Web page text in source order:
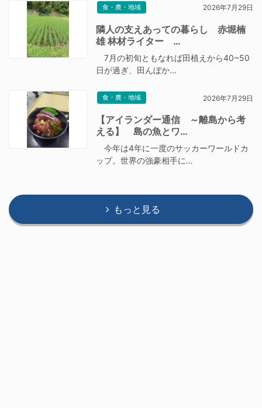
食・農・地域 2026年7月29日
隣人の支えあっての暮らし 赤堀楠
雄 林材ライター …
7月の初旬ともなれば田植えから40~50
日が過ぎ、田んぼか…
食・農・地域 2026年7月29日
【アイランダー通信 ～離島から考
える】 島の魚とワ…
今年は4年に一度のサッカーワールドカ
ップ。世界の強豪相手に…
もっと見る